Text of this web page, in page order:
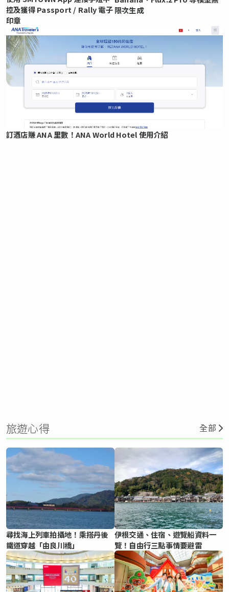
控及獲得 Passport / Rally 電子
印章
限次生成
訂酒店賺 ANA 里數！ANA World Hotel 使用介紹
旅遊心得 全部
尋找海上列車拍攝地！乘搭丹後
鐵道穿越「由良川橋」
伊根交通、住宿、遊覽船資料一
覽！自由行三點事情要避雷